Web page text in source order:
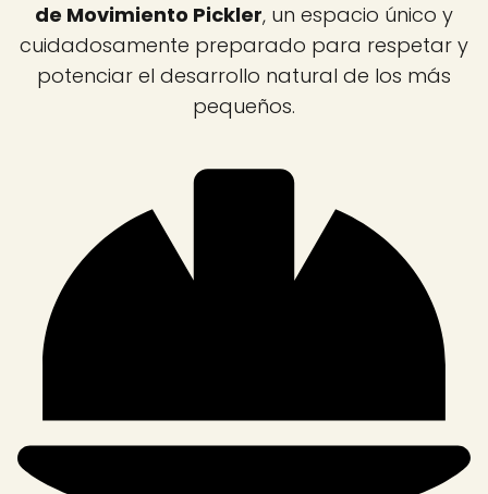
de Movimiento Pickler, un espacio único y
cuidadosamente preparado para respetar y
potenciar el desarrollo natural de los más
pequeños.